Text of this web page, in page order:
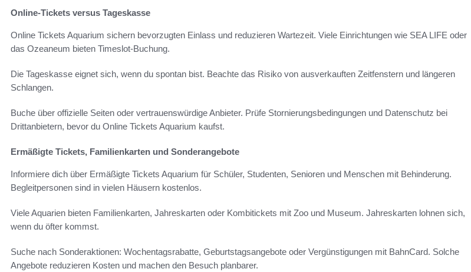
Online-Tickets versus Tageskasse
Online Tickets Aquarium sichern bevorzugten Einlass und reduzieren Wartezeit. Viele Einrichtungen wie SEA LIFE oder
das Ozeaneum bieten Timeslot-Buchung.
Die Tageskasse eignet sich, wenn du spontan bist. Beachte das Risiko von ausverkauften Zeitfenstern und längeren
Schlangen.
Buche über offizielle Seiten oder vertrauenswürdige Anbieter. Prüfe Stornierungsbedingungen und Datenschutz bei
Drittanbietern, bevor du Online Tickets Aquarium kaufst.
Ermäßigte Tickets, Familienkarten und Sonderangebote
Informiere dich über Ermäßigte Tickets Aquarium für Schüler, Studenten, Senioren und Menschen mit Behinderung.
Begleitpersonen sind in vielen Häusern kostenlos.
Viele Aquarien bieten Familienkarten, Jahreskarten oder Kombitickets mit Zoo und Museum. Jahreskarten lohnen sich,
wenn du öfter kommst.
Suche nach Sonderaktionen: Wochentagsrabatte, Geburtstagsangebote oder Vergünstigungen mit BahnCard. Solche
Angebote reduzieren Kosten und machen den Besuch planbarer.